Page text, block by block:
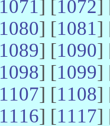
1071] [1072]
1080] [1081]
1089] [1090]
1098] [1099]
1107] [1108]
1116] [1117]